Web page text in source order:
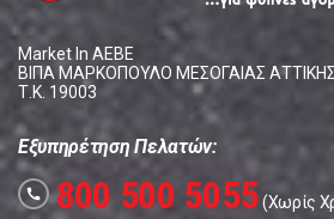
Market In ΑΕΒΕ
ΒΙΠΑ ΜΑΡΚΟΠΟΥΛΟ ΜΕΣΟΓΑΙΑΣ
Τ.Κ. 19003
Εξυπηρέτηση Πελατών:
call 800 500 5055(Χωρίς